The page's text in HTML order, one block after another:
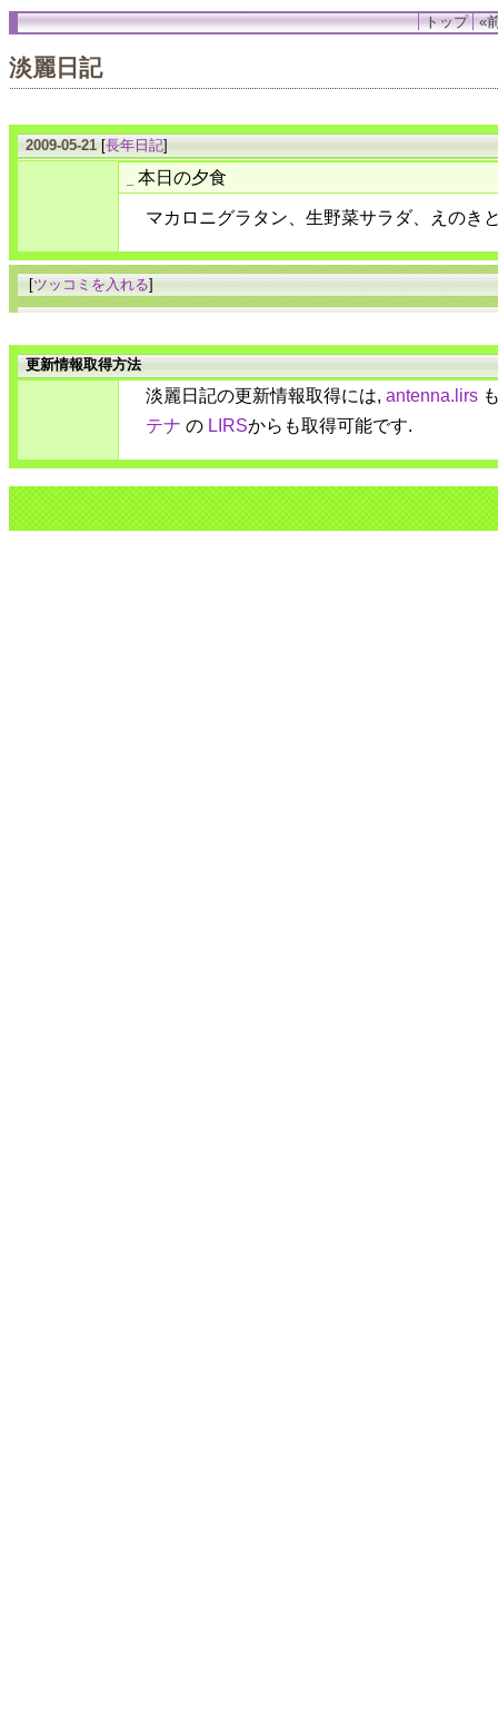
トップ «
淡麗日記
2009-05-21 [長年日記]
本日の夕食
マカロニグラタン、生野菜サラダ、えのき
[ツッコミを入れる]
更新情報取得方法
淡麗日記の更新情報取得には, antenna.lirs
テナ の LIRSからも取得可能です.